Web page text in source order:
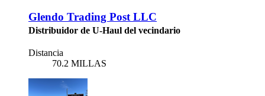
Glendo Trading Post LLC
Distribuidor de U-Haul del vecindario
Distancia
70.2 MILLAS